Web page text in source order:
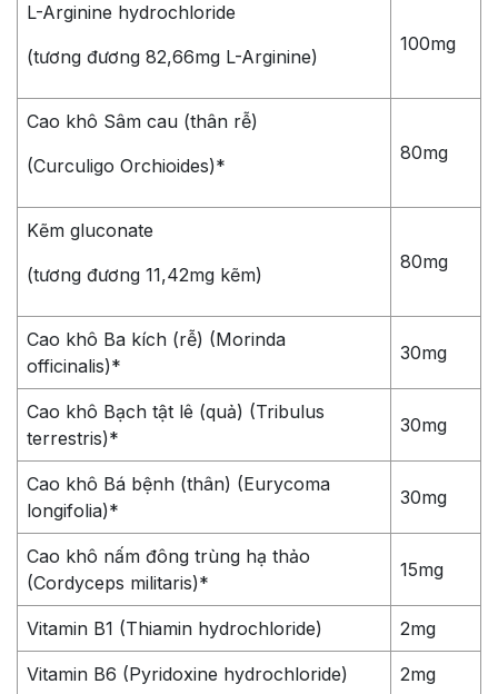
L-Arginine hydrochloride
(tương đương 82,66mg L-Arginine)
100mg
Cao khô Sâm cau (thân rễ)
(Curculigo Orchioides)*
80mg
Kẽm gluconate
(tương đương 11,42mg kẽm)
80mg
Cao khô Ba kích (rễ) (Morinda
officinalis)*
30mg
Cao khô Bạch tật lê (quả) (Tribulus
terrestris)*
30mg
Cao khô Bá bệnh (thân) (Eurycoma
longifolia)*
30mg
Cao khô nấm đông trùng hạ thảo
(Cordyceps militaris)*
15mg
Vitamin B1 (Thiamin hydrochloride) 2mg
Vitamin B6 (Pyridoxine hydrochloride) 2mg